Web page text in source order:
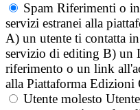
Spam Riferimenti o
servizi estranei alla
A) un utente ti contatta
servizio di editing B) un
riferimento o un link
alla Piattaforma Edizioni
Utente molesto